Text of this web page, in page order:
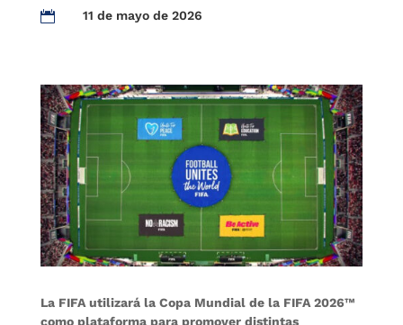
 11 de mayo de 2026
La FIFA utilizará la Copa Mundial de la FIFA 2026™
como plataforma para promover distintas